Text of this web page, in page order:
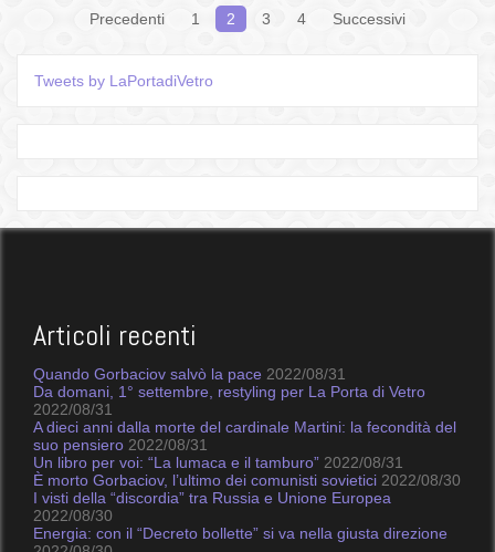
Navigazione
Precedenti 1 2 3 4 Successivi
Tweets by LaPortadiVetro
Articoli recenti
Quando Gorbaciov salvò la pace 2022/08/31
Da domani, 1° settembre, restyling per La Porta di Vetro
2022/08/31
A dieci anni dalla morte del cardinale Martini: la fecondità del
suo pensiero 2022/08/31
Un libro per voi: “La lumaca e il tamburo” 2022/08/31
È morto Gorbaciov, l’ultimo dei comunisti sovietici 2022/08/30
I visti della “discordia” tra Russia e Unione Europea
2022/08/30
Energia: con il “Decreto bollette” si va nella giusta direzione